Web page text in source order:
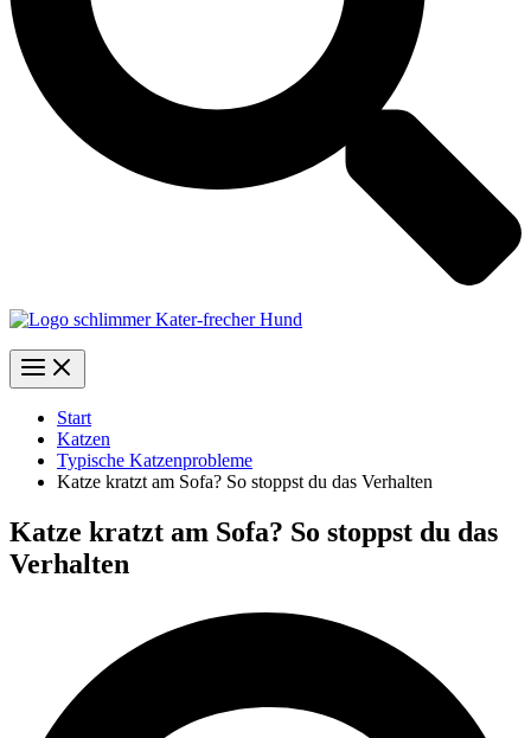
Start
Katzen
Typische Katzenprobleme
Katze kratzt am Sofa? So stoppst du das Verhalten
Katze kratzt am Sofa? So stoppst du das
Verhalten